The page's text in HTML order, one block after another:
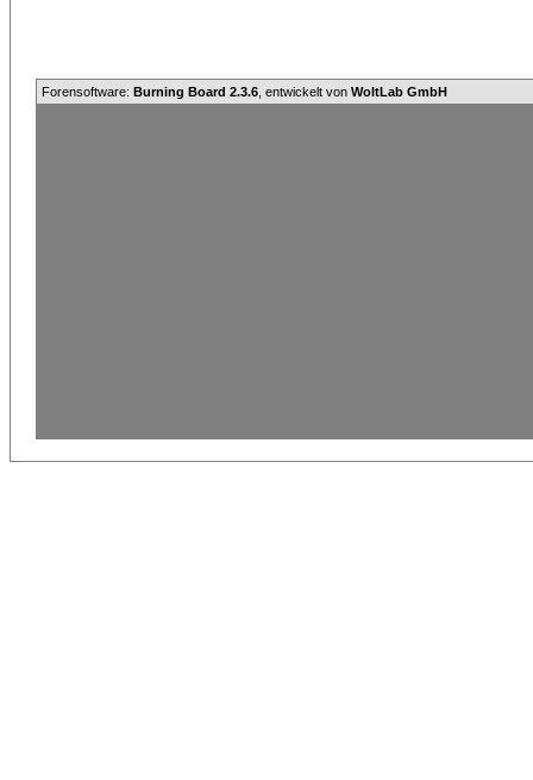
Forensoftware: Burning Board 2.3.6 , entwickelt von WoltLab GmbH